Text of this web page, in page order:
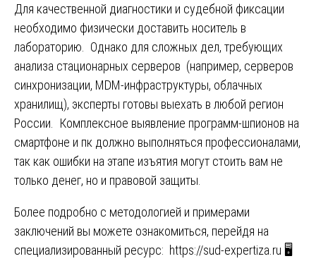
Для качественной диагностики и судебной фиксации
необходимо физически доставить носитель в
лабораторию. Однако для сложных дел, требующих
анализа стационарных серверов (например, серверов
синхронизации, MDM-инфраструктуры, облачных
хранилищ), эксперты готовы выехать в любой регион
России. Комплексное выявление программ-шпионов на
смартфоне и пк должно выполняться профессионалами,
так как ошибки на этапе изъятия могут стоить вам не
только денег, но и правовой защиты.
Более подробно с методологией и примерами
заключений вы можете ознакомиться, перейдя на
специализированный ресурс: https://sud-expertiza.ru 🖥️